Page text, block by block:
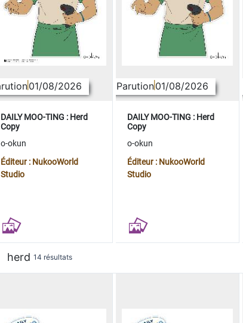
01/08/2026
DAILY MOO-TING : Herd
Copy
o-okun
Éditeur : NukooWorld
Studio
Parution01/08/2026
DAILY MOO-TING : Herd
Copy
o-okun
Éditeur : NukooWorld
Studio
herd 14 résultats